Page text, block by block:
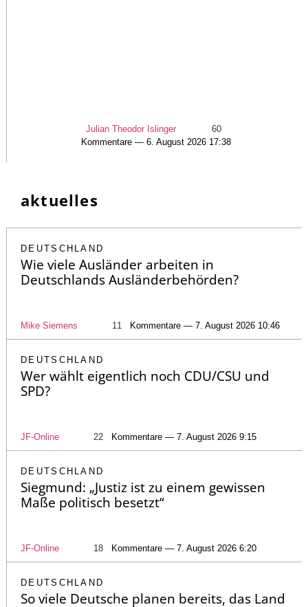
Julian Theodor Islinger
60
Kommentare — 6. August 2026 17:38
aktuelles
DEUTSCHLAND
Wie viele Ausländer arbeiten in
Deutschlands Ausländerbehörden?
Mike Siemens 11 Kommentare — 7. August 2026 10:46
DEUTSCHLAND
Wer wählt eigentlich noch CDU/CSU und
SPD?
JF-Online 22 Kommentare — 7. August 2026 9:15
DEUTSCHLAND
Siegmund: „Justiz ist zu einem gewissen
Maße politisch besetzt“
JF-Online 18 Kommentare — 7. August 2026 6:20
DEUTSCHLAND
So viele Deutsche planen bereits, das Land